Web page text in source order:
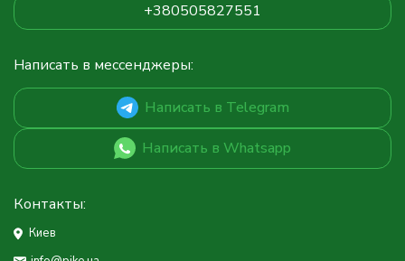
+380505827551
Написать в мессенджеры:
Написать в Telegram
Написать в Whatsapp
Контакты:
Киев